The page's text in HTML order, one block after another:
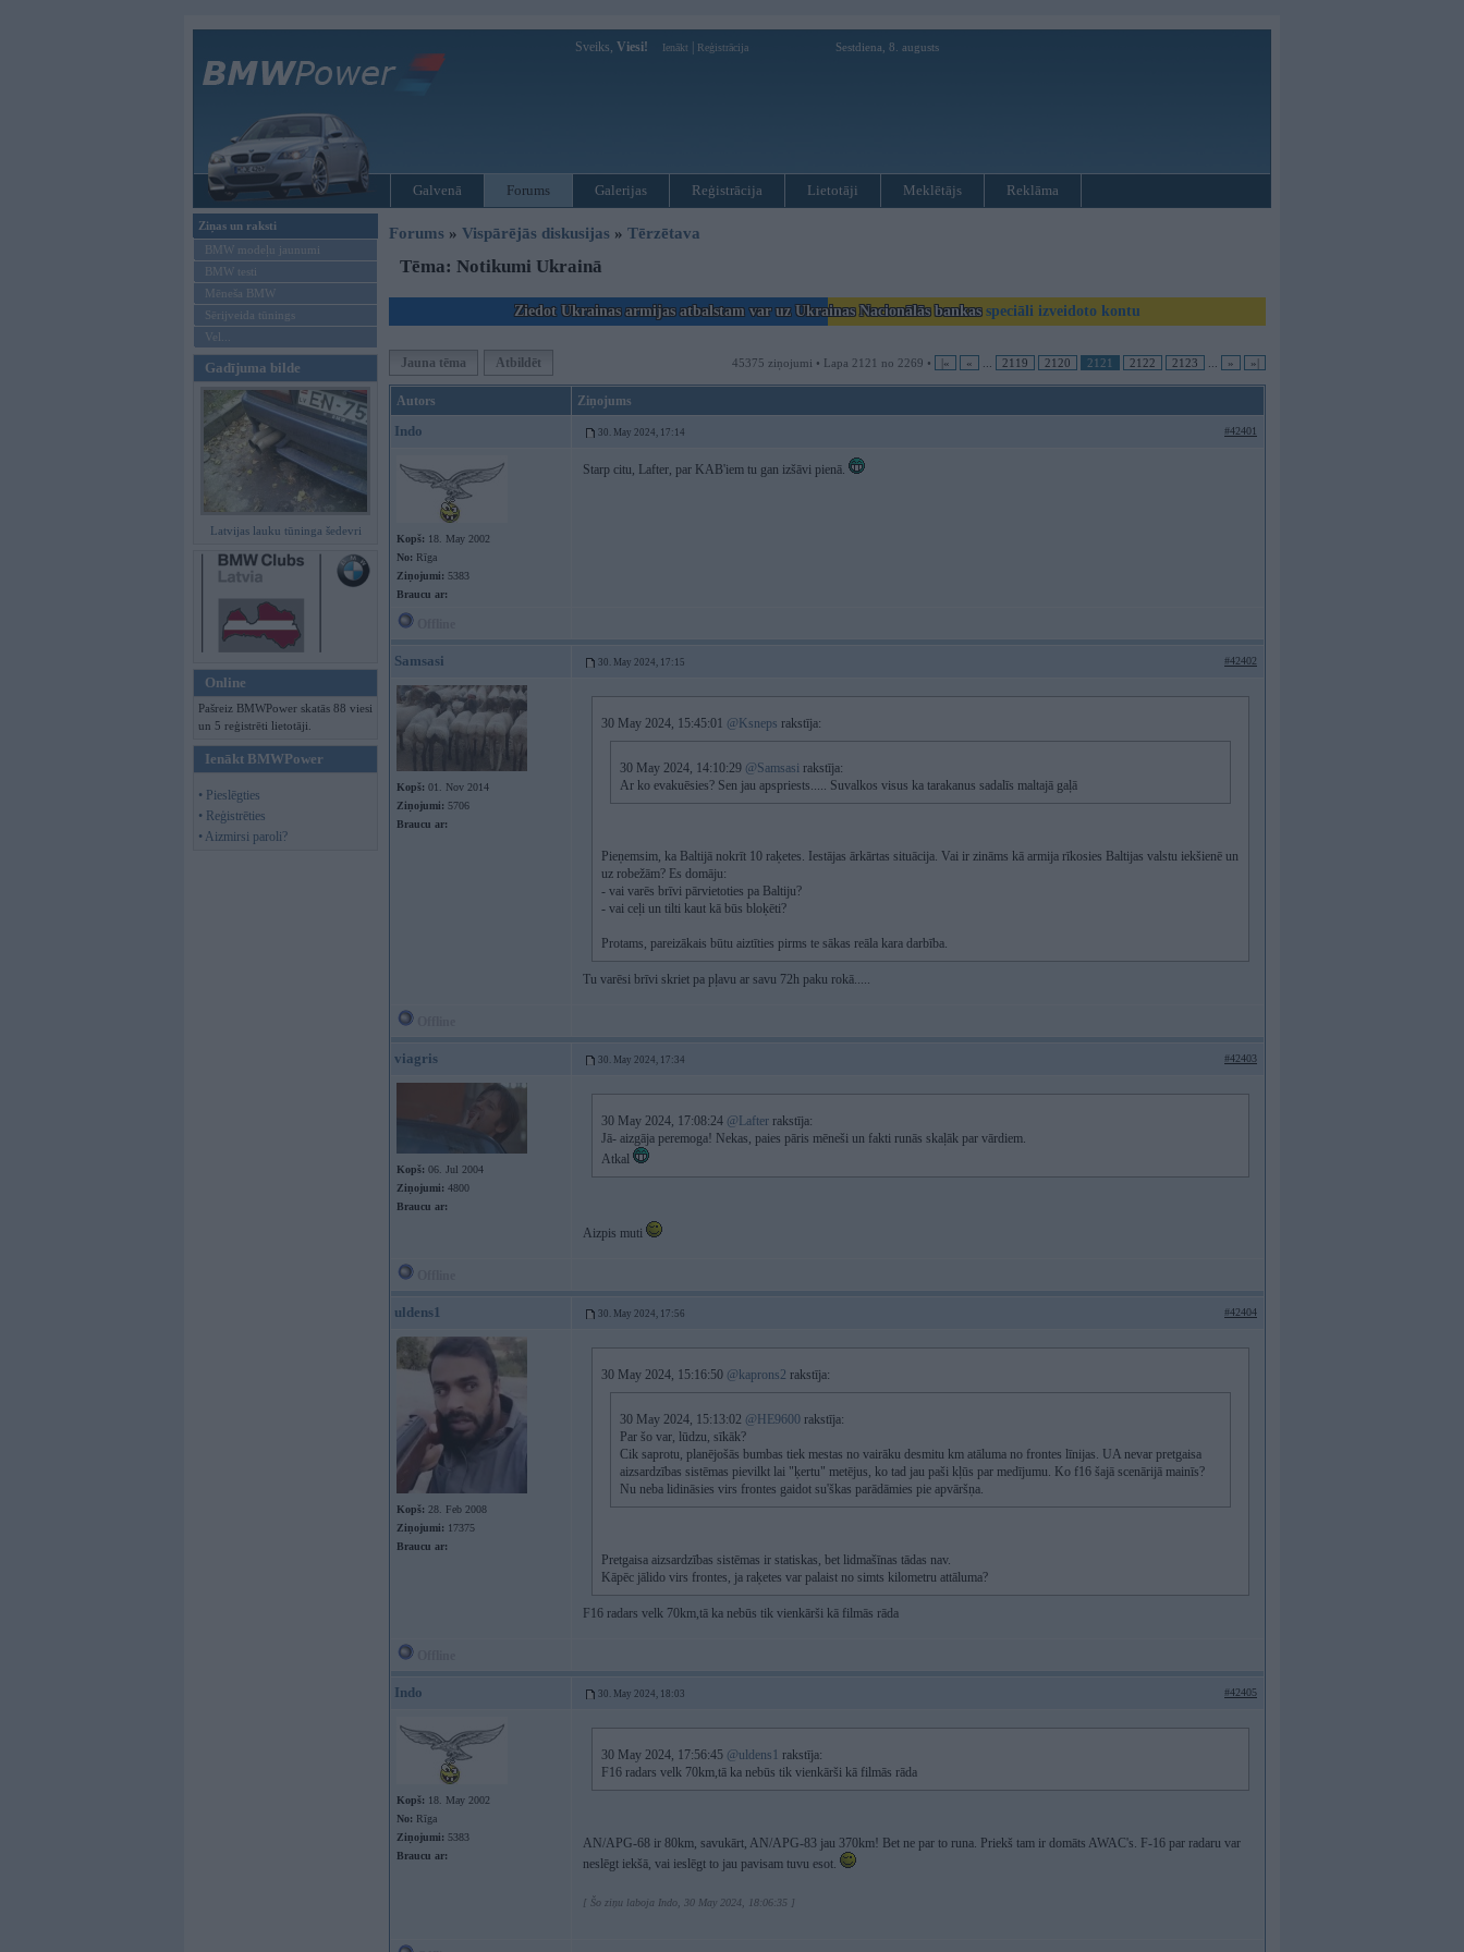
Sveiks, Viesi! Ienākt Reģistrācija Sestdiena, 8. augusts
Galvenā Forums Galerijas Reģistrācija Lietotāji Meklētājs Reklāma
Ziņas un raksti
BMW modeļu jaunumi
BMW testi
Mēneša BMW
Sērijveida tūnings
Vel...
Gadījuma bilde
Latvijas lauku tūninga šedevri
Online
Pašreiz BMWPower skatās 88 viesi
un 5 reģistrēti lietotāji.
Ienākt BMWPower
• Pieslēgties
• Reģistrēties
• Aizmirsi paroli?
Forums » Vispārējās diskusijas » Tērzētava
Tēma: Notikumi Ukrainā
Ziedot Ukrainas armijas atbalstam var uz Ukrainas Nacionālās bankas speciāli izveidoto kontu
Jauna tēma Atbildēt 45375 ziņojumi • Lapa 2121 no 2269 • |« « 2119 2120 2121 2122 2123 » »|
Autors Ziņojums
Indo 30. May 2024, 17:14 #42401
Kopš: 18. May 2002
No: Rīga
Ziņojumi: 5383
Braucu ar:
Starp citu, Lafter, par KAB'iem tu gan izšāvi pienā.
Samsasi 30. May 2024, 17:15 #42402
Kopš: 01. Nov 2014
Ziņojumi: 5706
Braucu ar:
30 May 2024, 15:45:01 @Ksneps rakstīja:
30 May 2024, 14:10:29 @Samsasi rakstīja:
Ar ko evakuēsies? Sen jau apspriests..... Suvalkos visus ka tarakanus sadalīs maltajā gaļā
Pieņemsim, ka Baltijā nokrīt 10 raķetes. Iestājas ārkārtas situācija. Vai ir zināms kā armija rīkosies Baltijas valstu iekšienē un
uz robežām? Es domāju:
- vai varēs brīvi pārvietoties pa Baltiju?
- vai ceļi un tilti kaut kā būs bloķēti?
Protams, pareizākais būtu aiztīties pirms te sākas reāla kara darbība.
Tu varēsi brīvi skriet pa pļavu ar savu 72h paku rokā.....
viagris 30. May 2024, 17:34 #42403
Kopš: 06. Jul 2004
Ziņojumi: 4800
Braucu ar:
30 May 2024, 17:08:24 @Lafter rakstīja:
Jā- aizgāja peremoga! Nekas, paies pāris mēneši un fakti runās skaļāk par vārdiem.
Atkal
Aizpis muti
uldens1 30. May 2024, 17:56 #42404
Kopš: 28. Feb 2008
Ziņojumi: 17375
Braucu ar:
30 May 2024, 15:16:50 @kaprons2 rakstīja:
30 May 2024, 15:13:02 @HE9600 rakstīja:
Par šo var, lūdzu, sīkāk?
Cik saprotu, planējošās bumbas tiek mestas no vairāku desmitu km atāluma no frontes līnijas. UA nevar pretgaisa
aizsardzības sistēmas pievilkt lai "ķertu" metējus, ko tad jau paši kļūs par medījumu. Ko f16 šajā scenārijā mainīs?
Nu neba lidināsies virs frontes gaidot su'škas parādāmies pie apvāršņa.
Pretgaisa aizsardzības sistēmas ir statiskas, bet lidmašīnas tādas nav.
Kāpēc jālido virs frontes, ja raķetes var palaist no simts kilometru attāluma?
F16 radars velk 70km,tā ka nebūs tik vienkārši kā filmās rāda
Indo 30. May 2024, 18:03 #42405
Kopš: 18. May 2002
No: Rīga
Ziņojumi: 5383
Braucu ar:
30 May 2024, 17:56:45 @uldens1 rakstīja:
F16 radars velk 70km,tā ka nebūs tik vienkārši kā filmās rāda
AN/APG-68 ir 80km, savukārt, AN/APG-83 jau 370km! Bet ne par to runa. Priekš tam ir domāts AWAC's. F-16 par radaru var
neslēgt iekšā, vai ieslēgt to jau pavisam tuvu esot.
[ Šo ziņu laboja Indo, 30 May 2024, 18:06:35 ]